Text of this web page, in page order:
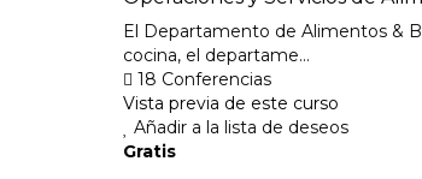
El Departamento de Alimentos &
cocina, el departame...
18 Conferencias
Vista previa de este curso
Añadir a la lista de deseos
Gratis